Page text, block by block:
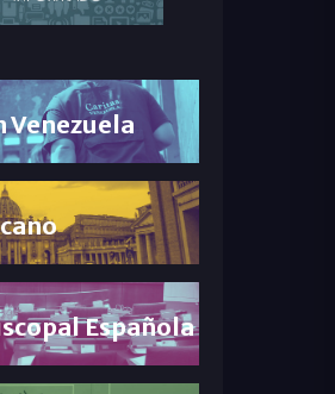
Venezuela
Española